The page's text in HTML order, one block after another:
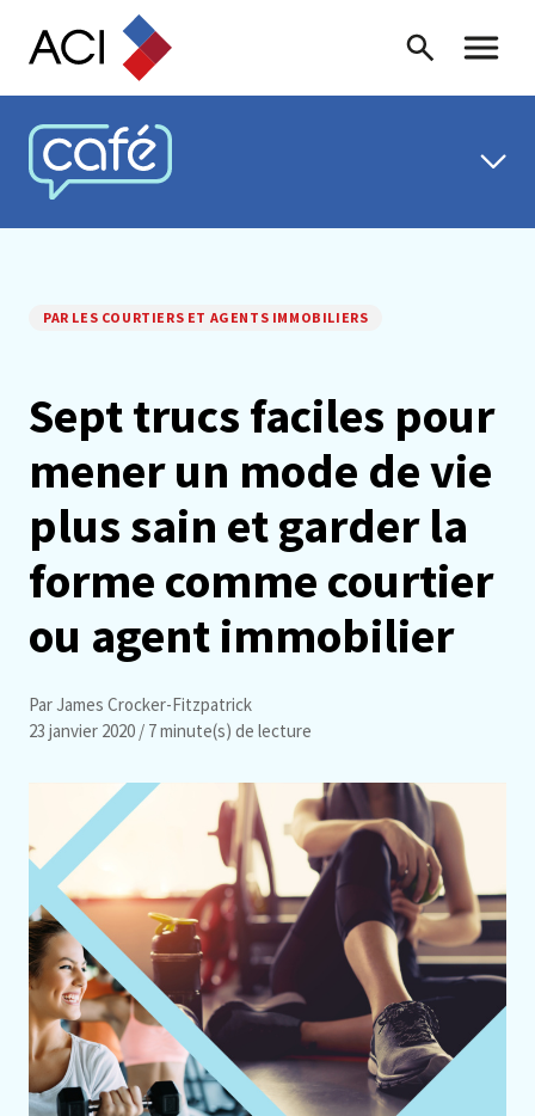
Skip to content
Recherche
Menu
CAFÉ ACI
PAR LES COURTIERS ET AGENTS IMMOBILIERS
Sept trucs faciles pour
mener un mode de vie
plus sain et garder la
forme comme courtier
ou agent immobilier
Par James Crocker-Fitzpatrick
23 janvier 2020 / 7 minute(s) de lecture